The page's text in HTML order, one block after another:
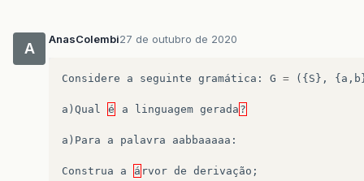
A
AnasColembi27 de outubro de 2020
Considere a seguinte gramática : G = ({ S }, { a , b
a ) Qual é a linguagem gerada ?
a ) Para a palavra aabbaaaaa :
Construa a á rvor de derivação ;